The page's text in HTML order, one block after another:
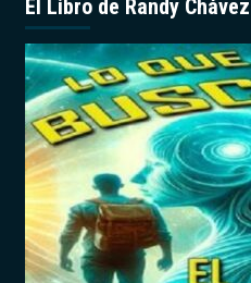
El Libro de Randy Chávez